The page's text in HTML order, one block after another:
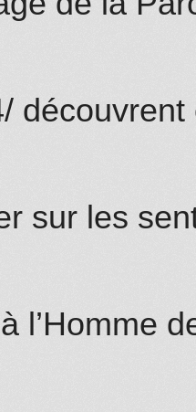
découvrent
sur les
l’Homme